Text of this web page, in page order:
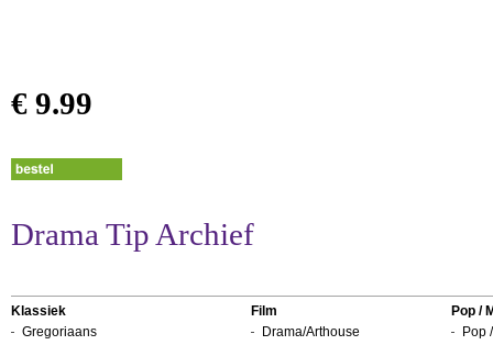
€ 9.99
Drama Tip Archief
Klassiek
Gregoriaans
Film
Drama/Arthouse
Pop /
Pop